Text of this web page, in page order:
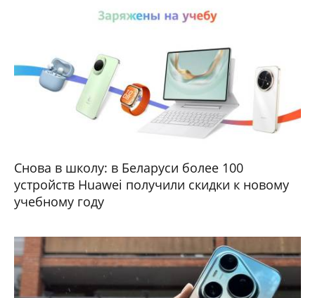
Снова в школу: в Беларуси более 100
устройств Huawei получили скидки к новому
учебному году